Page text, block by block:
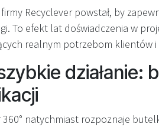
Recyclever powstał, by
To efekt lat doświadczenia w
realnym potrzebom klientów
działanie:
360° natychmiast rozpoznaje